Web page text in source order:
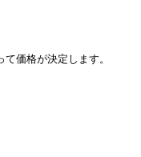
価格が決定します。